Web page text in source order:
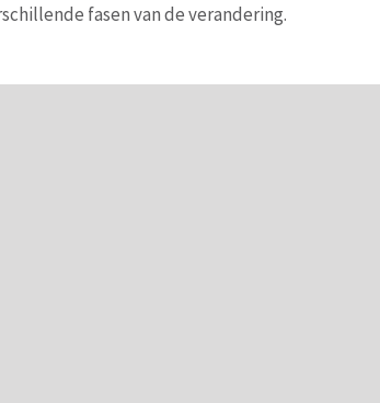
fasen van de verandering.